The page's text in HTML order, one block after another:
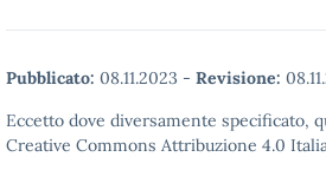
Pubblicato: 08.11.2023 - Revisione:
Eccetto dove diversamente specificato,
Creative Commons Attribuzione 4.0